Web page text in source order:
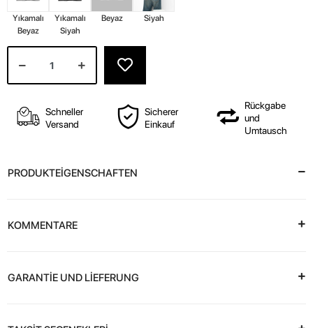
Yıkamalı
Beyaz
Yıkamalı
Siyah
Beyaz Siyah
Schneller
Versand
Sicherer
Einkauf
Rückgabe
und
Umtausch
PRODUKTEİGENSCHAFTEN
KOMMENTARE
GARANTİE UND LİEFERUNG